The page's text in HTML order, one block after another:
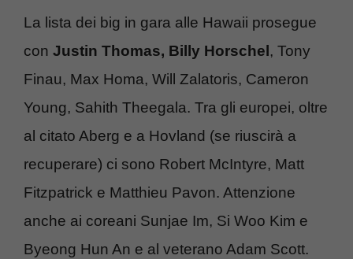
La lista dei big in gara alle Hawaii prosegue
con Justin Thomas, Billy Horschel , Tony
Finau, Max Homa, Will Zalatoris, Cameron
Young, Sahith Theegala. Tra gli europei, oltre
al citato Aberg e a Hovland (se riuscirà a
recuperare) ci sono Robert McIntyre, Matt
Fitzpatrick e Matthieu Pavon. Attenzione
anche ai coreani Sunjae Im, Si Woo Kim e
Byeong Hun An e al veterano Adam Scott.